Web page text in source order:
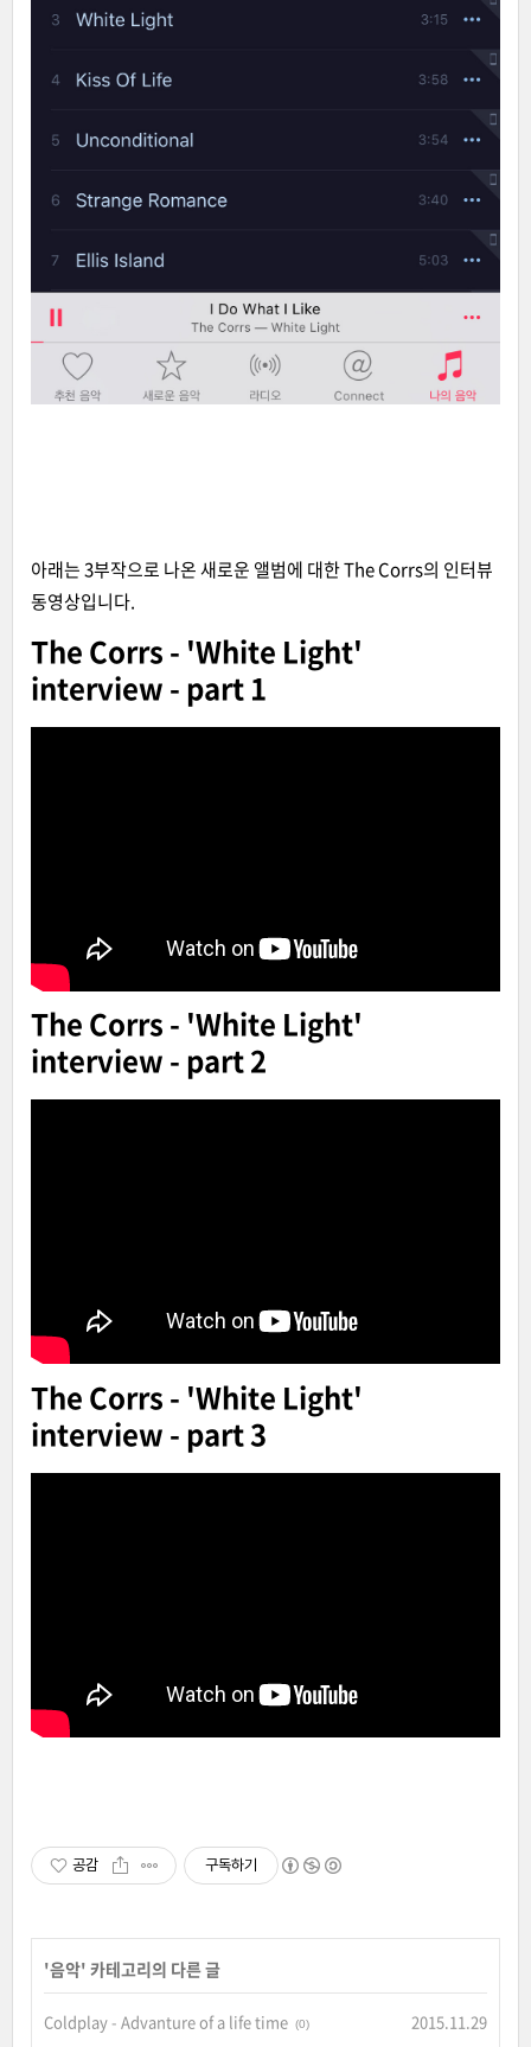
아래는 3부작으로 나온 새로운 앨범에 대한 The Corrs의 인터뷰
동영상입니다.
The Corrs - 'White Light'
interview - part 1
The Corrs - 'White Light'
interview - part 2
The Corrs - 'White Light'
interview - part 3
공감 구독하기
'음악' 카테고리의 다른 글
Coldplay - Advanture of a life time (0)
2015.11.29